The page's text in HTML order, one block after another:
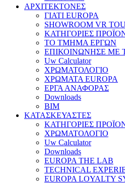
ΑΡΧΙΤΕΚΤΟΝΕΣ
ΓΙΑΤΙ EUROPA
SHOWROOM VR
ΚΑΤΗΓΟΡΙΕΣ
ΤΟ ΤΜΗΜΑ ΕΡΓΩΝ
​ΕΠΙΚΟΙΝΩΝΗΣΕ ΜΕ
Uw Calculator
ΧΡΩΜΑΤΟΛΟΓΙΟ
ΧΡΩΜΑΤΑ EUROPA
ΕΡΓΑ ΑΝΑΦΟΡΑΣ
Downloads
BIM
ΚΑΤΑΣΚΕΥΑΣΤΕΣ
ΚΑΤΗΓΟΡΙΕΣ
ΧΡΩΜΑΤΟΛΟΓΙΟ
Uw Calculator
Downloads
EUROPA THE LAB
TECHNICAL
EUROPA LOYALTY